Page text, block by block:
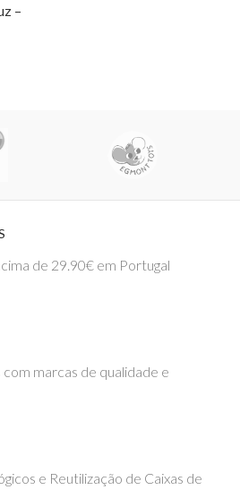
–
de 29.90€ em Portugal
marcas de qualidade e
e Reutilização de Caixas de